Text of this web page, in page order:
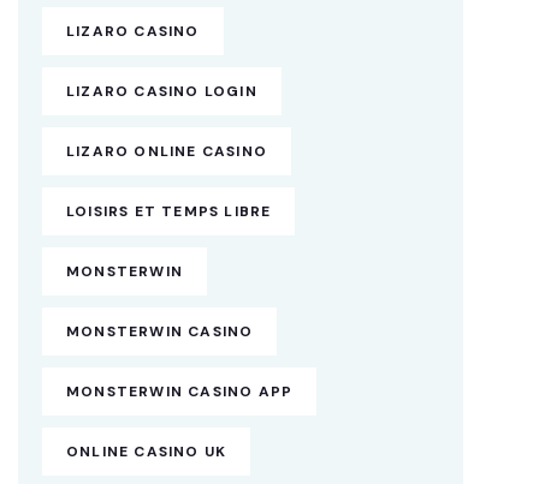
LIZARO CASINO
LIZARO CASINO LOGIN
LIZARO ONLINE CASINO
LOISIRS ET TEMPS LIBRE
MONSTERWIN
MONSTERWIN CASINO
MONSTERWIN CASINO APP
ONLINE CASINO UK